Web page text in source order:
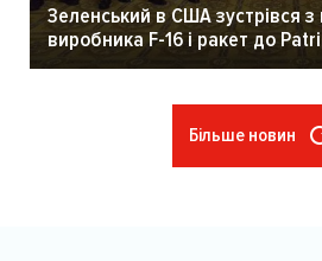
Зеленський в США зустрівся
виробника F-16 і ракет до
Більше новин